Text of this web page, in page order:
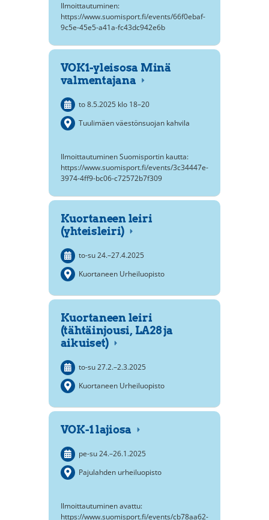
Ilmoittautuminen:
https://www.suomisport.fi/events/66f0ebaf-
9c5e-45e5-a41a-fc43dc942e6b
VOK1-yleisosa Minä
valmentajana
to 8.5.2025 klo 18–20
Tuulimäen väestönsuojan kahvila
Ilmoittautuminen Suomisportin kautta:
https://www.suomisport.fi/events/3c34447e-
3974-4ff9-bc06-c72572b7f309
Kuortaneen leiri
(yhteisleiri)
to-su24.–27.4.2025
Kuortaneen Urheiluopisto
Kuortaneen leiri
(tähtäinjousi, LA28 ja
aikuiset)
to-su27.2.–2.3.2025
Kuortaneen Urheiluopisto
VOK-1 lajiosa
pe-su24.–26.1.2025
Pajulahden urheiluopisto
Ilmoittautuminen avattu:
https://www.suomisport.fi/events/cb78aa62-